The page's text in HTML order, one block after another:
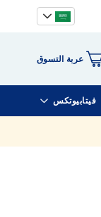
عربة التسوق
فيتابيوتكس